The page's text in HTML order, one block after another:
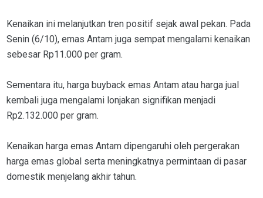
Kenaikan ini melanjutkan tren positif sejak awal pekan. Pada
Senin (6/10), emas Antam juga sempat mengalami kenaikan
sebesar Rp11.000 per gram.
Sementara itu, harga buyback emas Antam atau harga jual
kembali juga mengalami lonjakan signifikan menjadi
Rp2.132.000 per gram.
Kenaikan harga emas Antam dipengaruhi oleh pergerakan
harga emas global serta meningkatnya permintaan di pasar
domestik menjelang akhir tahun.